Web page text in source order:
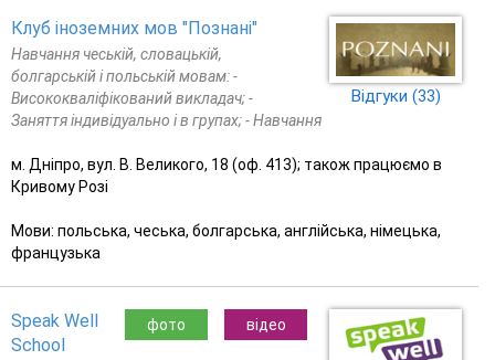
Відгуки (33)
Клуб іноземних мов "Познані"
Навчання чеській, словацькій,
болгарській і польській мовам: -
Висококваліфікований викладач; -
Заняття індивідуально і в групах; - Навчання
м. Дніпро, вул. В. Великого, 18 (оф. 413); також працюємо в
Кривому Розі
Мови: польська, чеська, болгарська, англійська, німецька,
французька
відео
фото
Speak Well
School